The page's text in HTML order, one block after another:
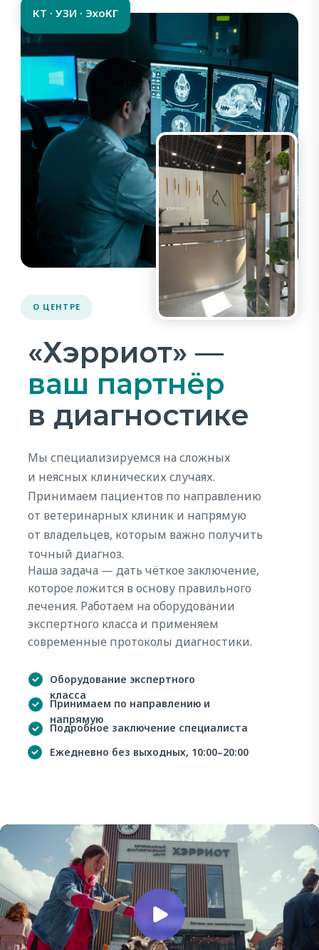
КТ · УЗИ · ЭхоКГ
О ЦЕНТРЕ
«Хэрриот» —
ваш партнёр
в диагностике
Ежедневно без выходных, 10:00–20:00
Подробное заключение специалиста
Принимаем по направлению и
напрямую
Оборудование экспертного
класса
Наша задача — дать чёткое заключение,
которое ложится в основу правильного
лечения. Работаем на оборудовании
экспертного класса и применяем
современные протоколы диагностики.
Мы специализируемся на сложных
и неясных клинических случаях.
Принимаем пациентов по направлению
от ветеринарных клиник и напрямую
от владельцев, которым важно получить
точный диагноз.